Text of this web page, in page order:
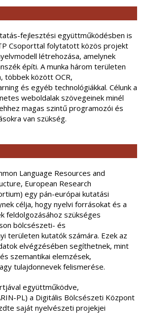
fejlesztési együttműködésben is
Csoporttal folytatott közös projekt
létrehozása, amelynek
építi. A munka három területen
többek között OCR,
és egyéb technológiákkal. Célunk a
weboldalak szövegeinek minél
magas szintű programozói és
van szükség.
Language Resources and
European Research
egy pán-európai kutatási
célja, hogy nyelvi forrásokat és a
feldolgozásához szükséges
bölcsészeti- és
területen kutatók számára. Ezek az
elvégzésében segíthetnek, mint
szemantikai elemzések,
tulajdonnevek felismerése.
együttműködve,
PL) a Digitális Bölcsészeti Központ
saját nyelvészeti projekjei